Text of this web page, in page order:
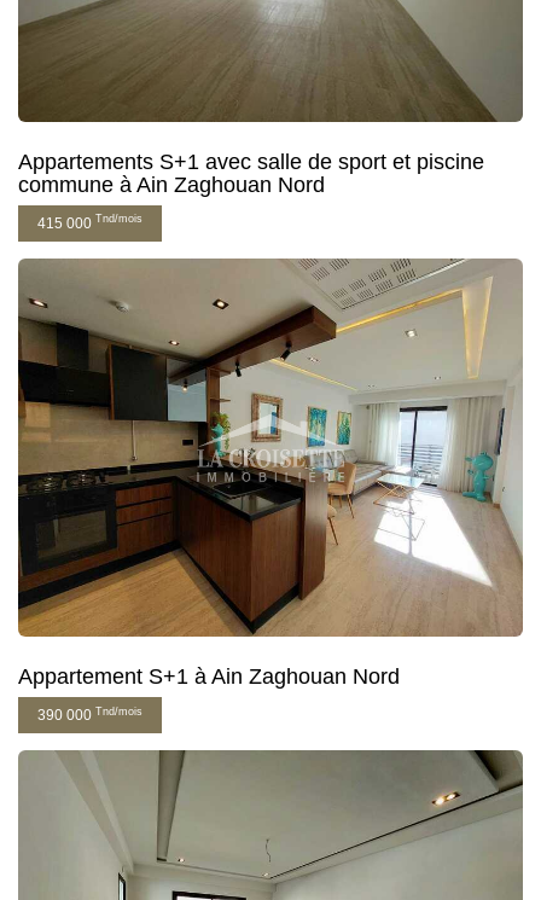
Appartements S+1 avec salle de sport et piscine
commune à Ain Zaghouan Nord
415 000 Tnd/mois
Appartement S+1 à Ain Zaghouan Nord
390 000 Tnd/mois